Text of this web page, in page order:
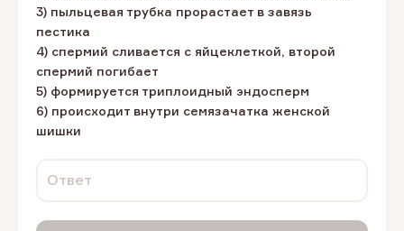
3) пыльцевая трубка прорастает в завязь
пестика
4) спермий сливается с яйцеклеткой, второй
спермий погибает
5) формируется триплоидный эндосперм
6) происходит внутри семязачатка женской
шишки
Ответ